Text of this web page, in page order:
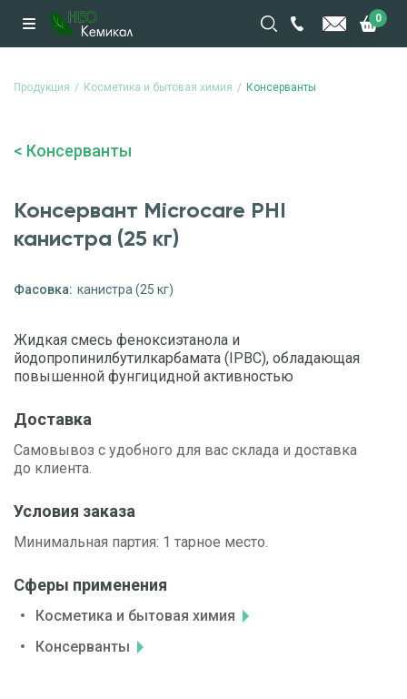
0
Продукция Косметика и бытовая химия Консерванты
Консерванты
Консервант Microcare PHI
канистра (25 кг)
Фасовка: канистра (25 кг)
Жидкая смесь феноксиэтанола и
йодопропинилбутилкарбамата (IPBC), обладающая
повышенной фунгицидной активностью
Доставка
Самовывоз с удобного для вас склада и доставка
до клиента.
Условия заказа
Минимальная партия: 1 тарное место.
Сферы применения
Косметика и бытовая химия
Консерванты